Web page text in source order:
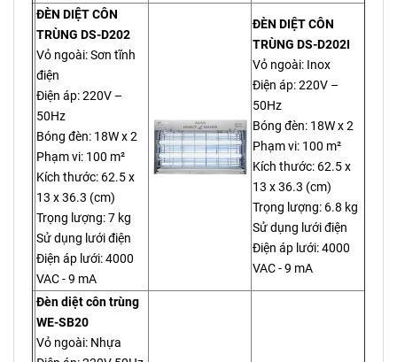
ĐÈN DIỆT CÔN
TRÙNG DS-D202
Vỏ ngoài: Sơn tĩnh
điện
Điện áp: 220V –
50Hz
Bóng đèn: 18W x 2
Phạm vi: 100 m²
Kích thước: 62.5 x
13 x 36.3 (cm)
Trọng lượng: 7 kg
Sử dụng lưới điện
Điện áp lưới: 4000
VAC - 9 mA
ĐÈN DIỆT CÔN
TRÙNG DS-D202I
Vỏ ngoài: Inox
Điện áp: 220V –
50Hz
Bóng đèn: 18W x 2
Phạm vi: 100 m²
Kích thước: 62.5 x
13 x 36.3 (cm)
Trọng lượng: 6.8 kg
Sử dụng lưới điện
Điện áp lưới: 4000
VAC - 9 mA
Đèn diệt côn trùng
WE-SB20
Vỏ ngoài: Nhựa